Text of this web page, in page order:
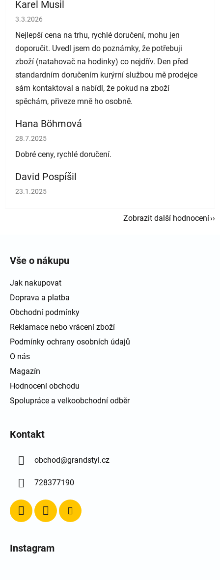
Karel Musil
Hodnocení obchodu je 5 z 5 hvězdiček.
3.3.2026
Nejlepší cena na trhu, rychlé doručení, mohu jen
doporučit. Uvedl jsem do poznámky, že potřebuji
zboží (natahovač na hodinky) co nejdřív. Den před
standardním doručením kurýrní službou mě prodejce
sám kontaktoval a nabídl, že pokud na zboží
spěchám, přiveze mně ho osobně.
Hana Böhmová
Hodnocení obchodu je 5 z 5 hvězdiček.
28.7.2025
Dobré ceny, rychlé doručení.
David Pospíšil
Hodnocení obchodu je 5 z 5 hvězdiček.
23.1.2025
Zobrazit další hodnocení
Vše o nákupu
Jak nakupovat
Doprava a platba
Obchodní podmínky
Reklamace nebo vrácení zboží
Podmínky ochrany osobních údajů
O nás
Magazín
Hodnocení obchodu
Spolupráce a velkoobchodní odběr
Kontakt
obchod@grandstyl.cz
728377190
Instagram